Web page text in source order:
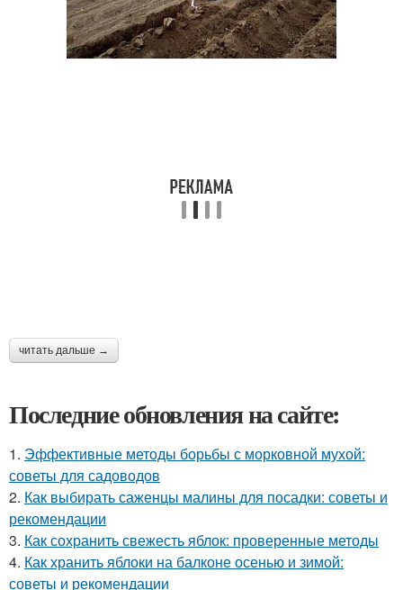
читать дальше →
Последние обновления на сайте:
1. Эффективные методы борьбы с морковной мухой:
советы для садоводов
2. Как выбирать саженцы малины для посадки: советы и
рекомендации
3. Как сохранить свежесть яблок: проверенные методы
4. Как хранить яблоки на балконе осенью и зимой:
советы и рекомендации